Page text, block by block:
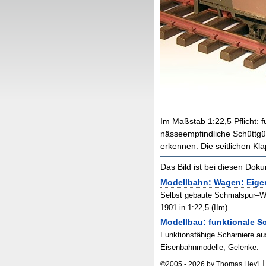
Im Maßstab 1 :22,5 Pflicht:
nässeempfindliche
erkennen. Die seitlichen
Das Bild ist bei diesen
Modellbahn: Wagen:
Selbst gebaute
1901 in 1:22,5 (IIm).
Modellbau: funktionale
Funktionsfähige Scharniere
Eisenbahnmodelle, Gelenke.